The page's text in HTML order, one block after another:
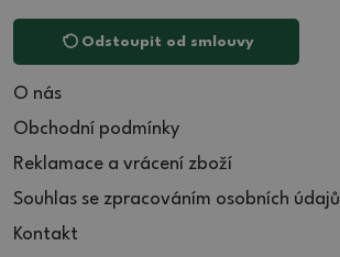
Odstoupit od smlouvy
O nás
Obchodní podmínky
Reklamace a vrácení zboží
Souhlas se zpracováním osobních údajů
Kontakt